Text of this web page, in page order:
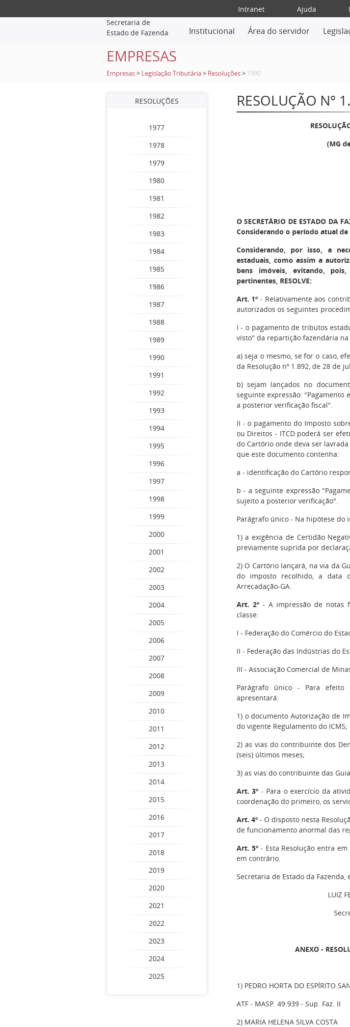
Intranet Ajuda
Secretaria de
Estado de Fazenda
Institucional Área do servidor
EMPRESAS
Empresas > Legislação Tributária > Resoluções > 1990
RESOLUÇÕES
1977
1978
1979
1980
1981
1982
1983
1984
1985
1986
1987
1988
1989
1990
1991
1992
1993
1994
1995
1996
1997
1998
1999
2000
2001
2002
2003
2004
2005
2006
2007
2008
2009
2010
2011
2012
2013
2014
2015
2016
2017
2018
2019
2020
2021
2022
2023
2024
2025
RESOLUÇÃO Nº
(MG
O SECRETÁRIO DE ESTADO DA
Considerando o período atual
Considerando, por isso, a
estaduais, como assim a
bens imóveis, evitando,
pertinentes, RESOLVE:
Art. 1º - Relativamente aos
autorizados os seguintes
I - o pagamento de tributos
visto" da repartição fazendária na
a) seja o mesmo, se for o caso,
da Resolução nº 1.892, de 28 de
b) sejam lançados no
seguinte expressão: "Pagamento
a posterior verificação fiscal".
II - o pagamento do Imposto
ou Direitos - ITCD poderá ser
do Cartório onde deva ser
que este documento contenha:
a - identificação do Cartório
b - a seguinte expressão
sujeito a posterior verificação".
Parágrafo único - Na hipótese do
1) a exigência de Certidão
previamente suprida por
2) O Cartório lançará, na via da
do imposto recolhido, a data
Arrecadação-GA.
Art. 2º- A impressão de notas
classe:
I - Federação do Comércio do
II - Federação das Indústrias do
III - Associação Comercial de
Parágrafo único - Para efeito
apresentará:
1) o documento Autorização de
do vigente Regulamento do ICMS;
2) as vias do contribuinte dos
(seis) últimos meses;
3) as vias do contribuinte das
Art. 3º - Para o exercício da
coordenação do primeiro, os
Art. 4º- O disposto nesta
de funcionamento anormal das
Art. 5º- Esta Resolução entra
em contrário.
Secretaria de Estado da
LUIZ
ANEXO -
1) PEDRO HORTA DO ESPÍRITO
ATF - MASP. 49.939 - Sup. Faz. II
2) MARIA HELENA SILVA COSTA